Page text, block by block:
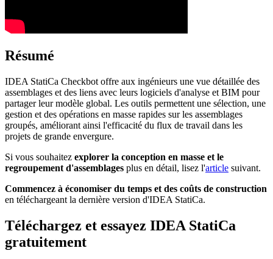
Résumé
IDEA StatiCa Checkbot offre aux ingénieurs une vue détaillée des
assemblages et des liens avec leurs logiciels d'analyse et BIM pour
partager leur modèle global. Les outils permettent une sélection, une
gestion et des opérations en masse rapides sur les assemblages
groupés, améliorant ainsi l'efficacité du flux de travail dans les
projets de grande envergure.
Si vous souhaitez explorer la conception en masse et le
regroupement d'assemblages plus en détail, lisez l'article suivant.
Commencez à économiser du temps et des coûts de construction
en téléchargeant la dernière version d'IDEA StatiCa.
Téléchargez et essayez IDEA StatiCa
gratuitement